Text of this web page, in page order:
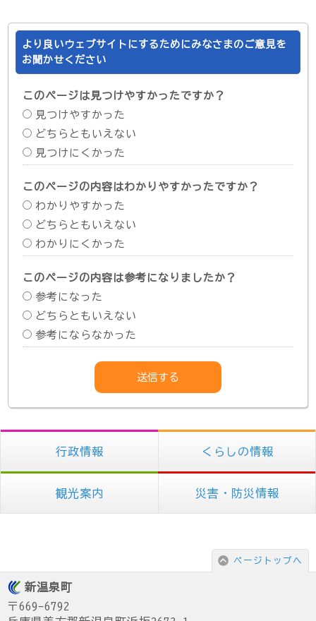
より良いウェブサイトにするためにみなさまのご意見を
お聞かせください
このページは見つけやすかったですか？
見つけやすかった
どちらともいえない
見つけにくかった
このページの内容はわかりやすかったですか？
わかりやすかった
どちらともいえない
わかりにくかった
このページの内容は参考になりましたか？
参考になった
どちらともいえない
参考にならなかった
行政情報 くらしの情報
観光案内 災害・防災情報
ページトップへ
新温泉町
〒669-6792